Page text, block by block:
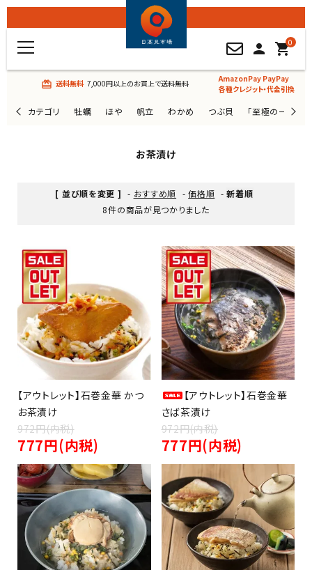
person 0
shopping_cart
card_giftcard 送料無料 7,000円以上のお買上で送料無料
AmazonPay PayPay
各種クレジット・代金引換
カテゴリ 牡蠣 ほや 帆立 わかめ つぶ貝 「至極の一杯」
（銀鮭・さば・さんま等）
お茶漬け
[ 並び順を変更 ] - おすすめ順 -価格順 -新着順
8件の商品が見つかりました
【アウトレット】石巻金華 かつ
お茶漬け
972円(内税)
777円(内税)
【アウトレット】石巻金華
さば茶漬け
972円(内税)
777円(内税)